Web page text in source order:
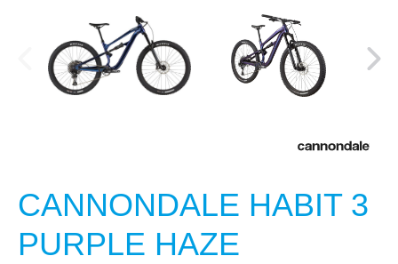
CANNONDALE HABIT 3
PURPLE HAZE